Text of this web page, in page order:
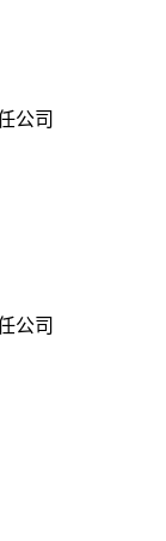
公司
公司